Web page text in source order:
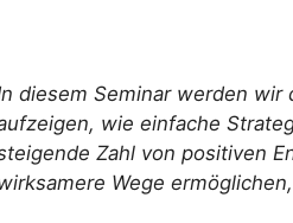
diesem Seminar werden wir
wie einfache
Zahl von positiven
Wege